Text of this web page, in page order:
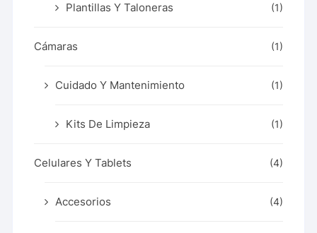
Plantillas Y Taloneras (1)
Cámaras (1)
Cuidado Y Mantenimiento (1)
Kits De Limpieza (1)
Celulares Y Tablets (4)
Accesorios (4)